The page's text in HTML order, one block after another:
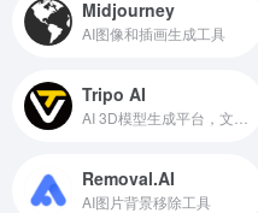
Midjourney
AI图像和插画生成工具
Tripo AI
Removal.AI
AI图片背景移除工具